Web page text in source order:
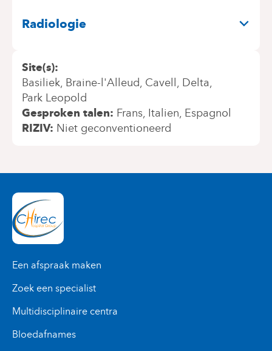
Radiologie
Site(s)
Basiliek Braine-l'Alleud Cavell
Delta
Park Leopold
Gesproken talen Frans Italien Espagnol
RIZIV Niet geconventioneerd
Een afspraak maken
Zoek een specialist
Multidisciplinaire centra
Bloedafnames